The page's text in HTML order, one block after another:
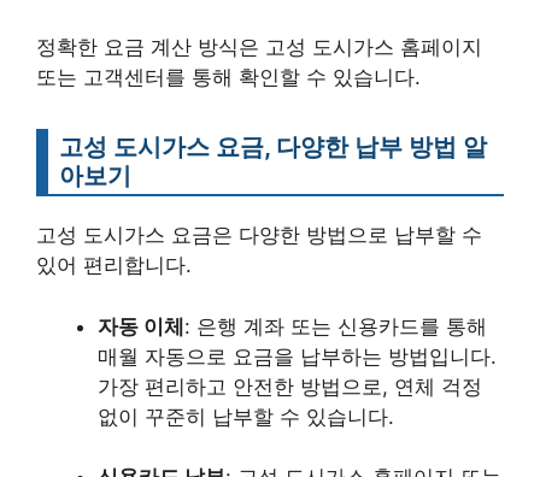
정확한 요금 계산 방식은 고성 도시가스 홈페이지
또는 고객센터를 통해 확인할 수 있습니다.
고성 도시가스 요금, 다양한 납부 방법 알
아보기
고성 도시가스 요금은 다양한 방법으로 납부할 수
있어 편리합니다.
자동 이체: 은행 계좌 또는 신용카드를 통해
매월 자동으로 요금을 납부하는 방법입니다.
가장 편리하고 안전한 방법으로, 연체 걱정
없이 꾸준히 납부할 수 있습니다.